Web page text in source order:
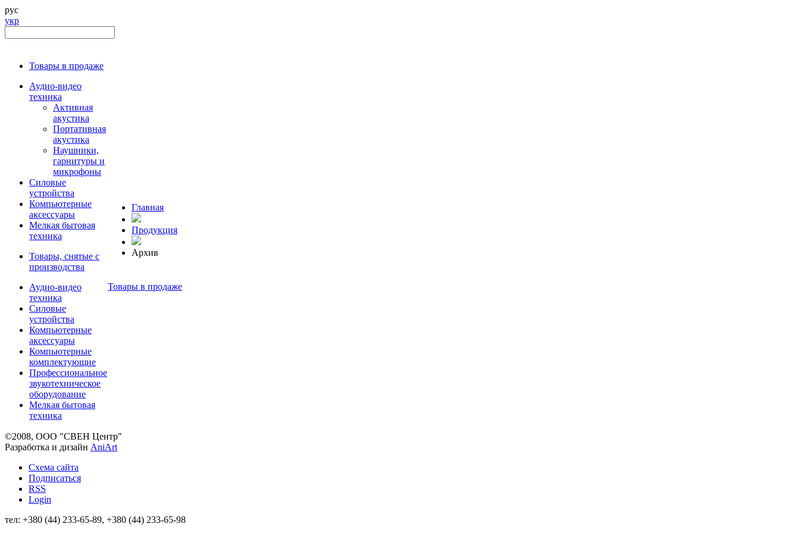
рус
укр
Товары в продаже
Аудио-видео
техника
Активная
акустика
Портативная
акустика
Наушники,
гарнитуры и
микрофоны
Силовые
устройства
Компьютерные
аксессуары
Мелкая бытовая
техника
Товары, снятые с
производства
Аудио-видео
техника
Силовые
устройства
Компьютерные
аксессуары
Компьютерные
комплектующие
Профессиональное
звукотехническое
оборудование
Мелкая бытовая
техника
Главная
Продукция
Архив
Товары в продаже
©2008, ООО "СВЕН Центр"
Разработка и дизайн AniArt
Схема сайта
Подписаться
RSS
Login
тел: +380 (44) 233-65-89, +380 (44) 233-65-98